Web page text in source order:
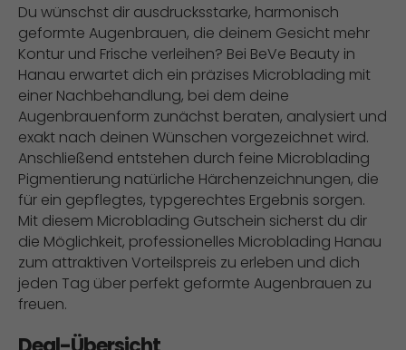
Du wünschst dir ausdrucksstarke, harmonisch
geformte Augenbrauen, die deinem Gesicht mehr
Kontur und Frische verleihen? Bei BeVe Beauty in
Hanau erwartet dich ein präzises Microblading mit
einer Nachbehandlung, bei dem deine
Augenbrauenform zunächst beraten, analysiert und
exakt nach deinen Wünschen vorgezeichnet wird.
Anschließend entstehen durch feine Microblading
Pigmentierung natürliche Härchenzeichnungen, die
für ein gepflegtes, typgerechtes Ergebnis sorgen.
Mit diesem Microblading Gutschein sicherst du dir
die Möglichkeit, professionelles Microblading Hanau
zum attraktiven Vorteilspreis zu erleben und dich
jeden Tag über perfekt geformte Augenbrauen zu
freuen.